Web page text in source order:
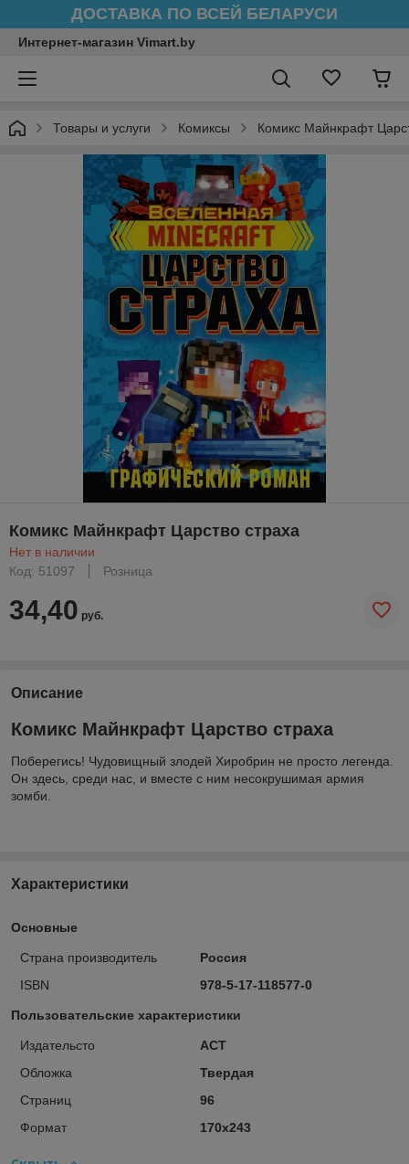
ДОСТАВКА ПО ВСЕЙ БЕЛАРУСИ
Интернет-магазин Vimart.by
Товары и услуги Комиксы Комикс Майнкрафт
Комикс Майнкрафт Царство страха
Нет в наличии
Код: 51097
Розница
34,40 руб.
Описание
Комикс Майнкрафт Царство страха
Поберегись! Чудовищный злодей Хиробрин не просто легенда.
Он здесь, среди нас, и вместе с ним несокрушимая армия
зомби.
Характеристики
Основные
Страна производитель
Россия
ISBN
978-5-17-118577-0
Пользовательские характеристики
Издательсто
АСТ
Обложка
Твердая
Страниц
96
Формат
170х243